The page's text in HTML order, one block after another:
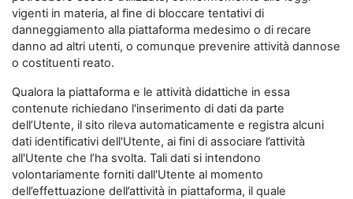
vigenti in materia, al fine di bloccare tentativi di
danneggiamento alla piattaforma medesimo o di recare
danno ad altri utenti, o comunque prevenire attività dannose
o costituenti reato.
Qualora la piattaforma e le attività didattiche in essa
contenute richiedano l'inserimento di dati da parte
dell’Utente, il sito rileva automaticamente e registra alcuni
dati identificativi dell'Utente, ai fini di associare l’attività
all'Utente che l’ha svolta. Tali dati si intendono
volontariamente forniti dall'Utente al momento
dell’effettuazione dell’attività in piattaforma, il quale